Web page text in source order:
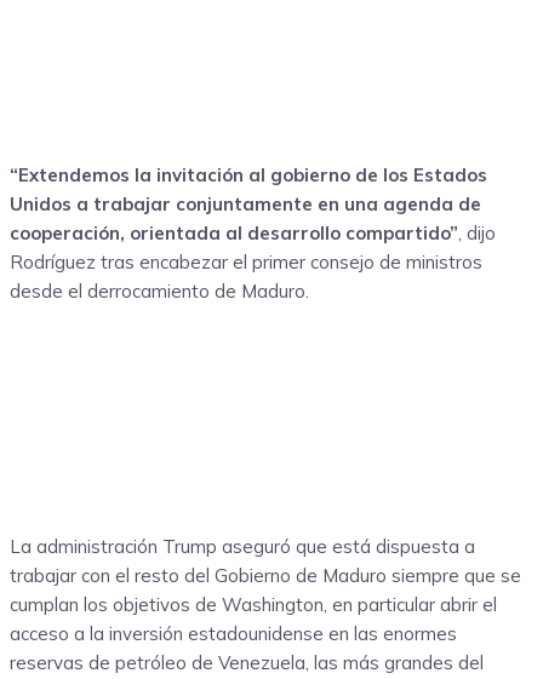
“Extendemos la invitación al gobierno de los Estados
Unidos a trabajar conjuntamente en una agenda de
cooperación, orientada al desarrollo compartido”, dijo
Rodríguez tras encabezar el primer consejo de ministros
desde el derrocamiento de Maduro.
La administración Trump aseguró que está dispuesta a
trabajar con el resto del Gobierno de Maduro siempre que se
cumplan los objetivos de Washington, en particular abrir el
acceso a la inversión estadounidense en las enormes
reservas de petróleo de Venezuela, las más grandes del